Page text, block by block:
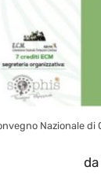
Nazionale di